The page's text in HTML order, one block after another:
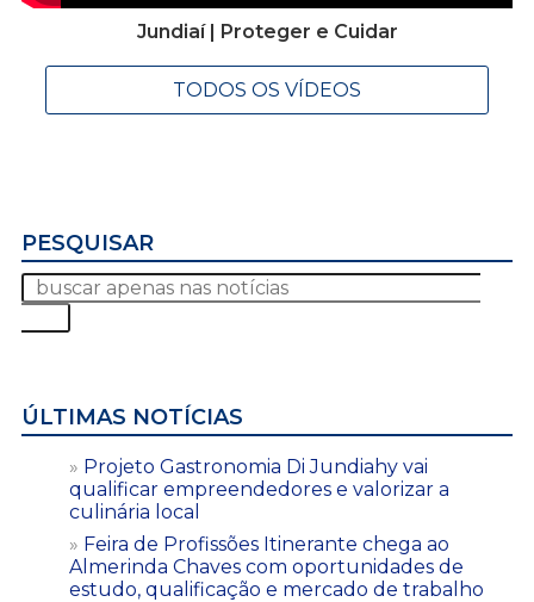
Jundiaí | Proteger e Cuidar
TODOS OS VÍDEOS
PESQUISAR
ÚLTIMAS NOTÍCIAS
Projeto Gastronomia Di Jundiahy vai
qualificar empreendedores e valorizar a
culinária local
Feira de Profissões Itinerante chega ao
Almerinda Chaves com oportunidades de
estudo, qualificação e mercado de trabalho